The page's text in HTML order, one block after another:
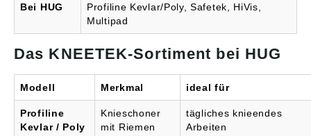
Bei HUG
Profiline Kevlar/Poly, Safetek, HiVis,
Multipad
Das KNEETEK-Sortiment bei HUG
Modell Merkmal ideal für
Profiline
Kevlar / Poly
Knieschoner
mit Riemen
tägliches knieendes
Arbeiten